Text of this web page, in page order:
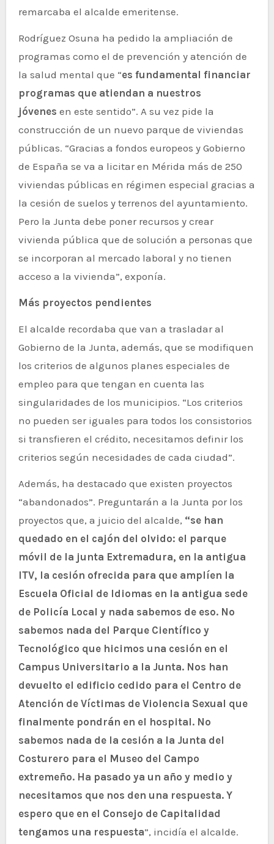
remarcaba el alcalde emeritense.
Rodríguez Osuna ha pedido la ampliación de
programas como el de prevención y atención de
la salud mental que “es fundamental financiar
programas que atiendan a nuestros
jóvenes en este sentido”. A su vez pide la
construcción de un nuevo parque de viviendas
públicas. “Gracias a fondos europeos y Gobierno
de España se va a licitar en Mérida más de 250
viviendas públicas en régimen especial gracias a
la cesión de suelos y terrenos del ayuntamiento.
Pero la Junta debe poner recursos y crear
vivienda pública que de solución a personas que
se incorporan al mercado laboral y no tienen
acceso a la vivienda”, exponía.
Más proyectos pendientes
El alcalde recordaba que van a trasladar al
Gobierno de la Junta, además, que se modifiquen
los criterios de algunos planes especiales de
empleo para que tengan en cuenta las
singularidades de los municipios. “Los criterios
no pueden ser iguales para todos los consistorios
si transfieren el crédito, necesitamos definir los
criterios según necesidades de cada ciudad”.
Además, ha destacado que existen proyectos
“abandonados”. Preguntarán a la Junta por los
proyectos que, a juicio del alcalde, “se han
quedado en el cajón del olvido: el parque
móvil de la junta Extremadura, en la antigua
ITV, la cesión ofrecida para que amplíen la
Escuela Oficial de Idiomas en la antigua sede
de Policía Local y nada sabemos de eso. No
sabemos nada del Parque Científico y
Tecnológico que hicimos una cesión en el
Campus Universitario a la Junta. Nos han
devuelto el edificio cedido para el Centro de
Atención de Víctimas de Violencia Sexual que
finalmente pondrán en el hospital. No
sabemos nada de la cesión a la Junta del
Costurero para el Museo del Campo
extremeño. Ha pasado ya un año y medio y
necesitamos que nos den una respuesta. Y
espero que en el Consejo de Capitalidad
tengamos una respuesta”, incidía el alcalde.